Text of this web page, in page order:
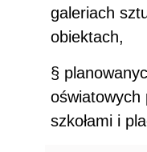
galeriach
obiektach,
§
oświatowych
szkołami i